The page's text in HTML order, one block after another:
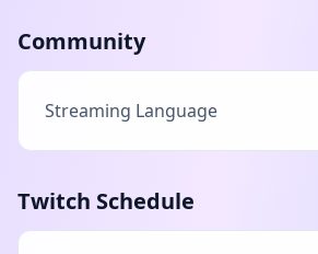
Community
Streaming Language
Twitch Schedule